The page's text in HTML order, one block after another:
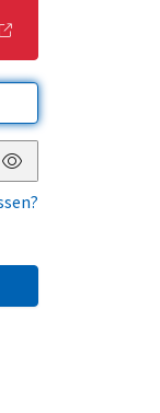
Passwort anzeigen